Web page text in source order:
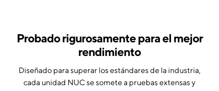
Probado rigurosamente para el mejor
rendimiento
Diseñado para superar los estándares de la industria,
cada unidad NUC se somete a pruebas extensas y